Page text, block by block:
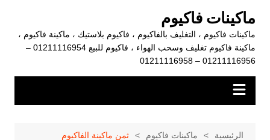
المحتوى
ماكينات فاكيوم
ماكينات فاكيوم ، التغليف بالفاكيوم ، فاكيوم بلاستيك ، ماكينة فاكيوم ،
ماكينة فاكيوم تغليف وسحب الهواء ، فاكيوم للبيع 01211116954 –
01211116956 – 01211116958
الرئيسية ماكينات فاكيوم ثمن ماكينة الفاكيوم